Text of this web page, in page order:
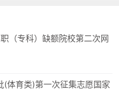
（专科）缺额院校第二次网
体育类)第一次征集志愿国家